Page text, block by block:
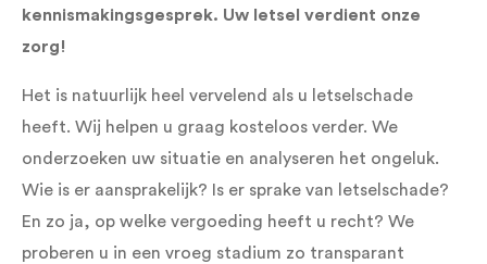
kennismakingsgesprek. Uw letsel verdient onze
zorg!
Het is natuurlijk heel vervelend als u letselschade
heeft. Wij helpen u graag kosteloos verder. We
onderzoeken uw situatie en analyseren het ongeluk.
Wie is er aansprakelijk? Is er sprake van letselschade?
En zo ja, op welke vergoeding heeft u recht? We
proberen u in een vroeg stadium zo transparant